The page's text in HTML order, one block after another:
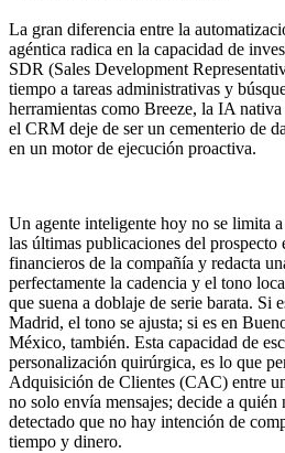
La gran diferencia entre la
agéntica radica en la capacidad de
SDR (Sales Development
tiempo a tareas administrativas y
herramientas como Breeze, la IA
el CRM deje de ser un cementerio de
en un motor de ejecución proactiva.
Un agente inteligente hoy no se limita
las últimas publicaciones del
financieros de la compañía y redacta
perfectamente la cadencia y el tono
que suena a doblaje de serie barata. Si
Madrid, el tono se ajusta; si es en
México, también. Esta capacidad de
personalización quirúrgica, es lo que
Adquisición de Clientes (CAC) entre
no solo envía mensajes; decide a quién
detectado que no hay intención de
tiempo y dinero.